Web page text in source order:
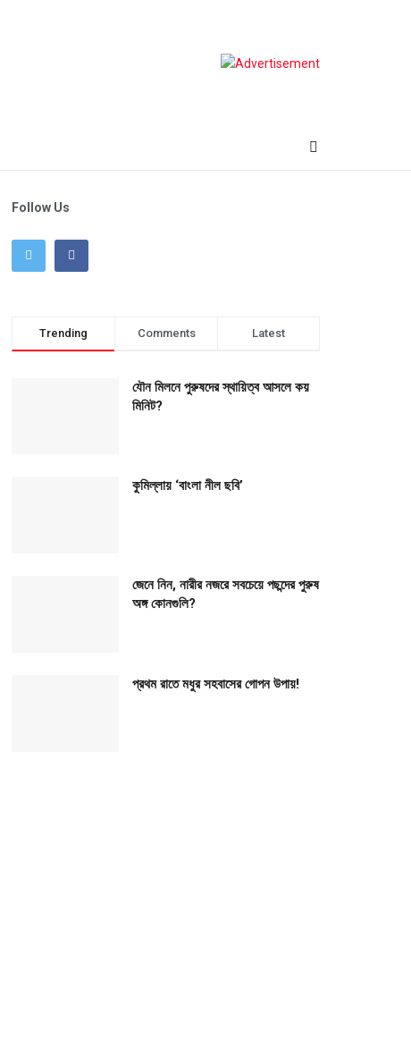
Follow Us
Trending Comments Latest
যৌন মিলনে পুরুষদের স্থায়িত্ব আসলে কয়
মিনিট?
কুমিল্লায় ‘বাংলা নীল ছবি’
জেনে নিন, নারীর নজরে সবচেয়ে পছন্দের পুরুষ
অঙ্গ কোনগুলি?
প্রথম রাতে মধুর সহবাসের গোপন উপায়!